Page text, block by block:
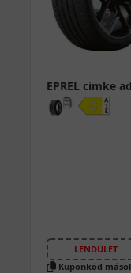
EPREL cimke